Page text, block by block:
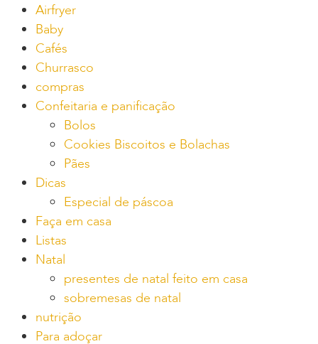
Airfryer
Baby
Cafés
Churrasco
compras
Confeitaria e panificação
Bolos
Cookies Biscoitos e Bolachas
Pães
Dicas
Especial de páscoa
Faça em casa
Listas
Natal
presentes de natal feito em casa
sobremesas de natal
nutrição
Para adoçar